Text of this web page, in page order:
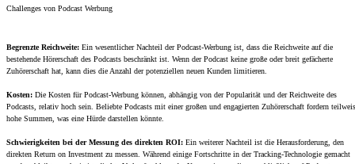
Challenges von Podcast Werbung
Begrenzte Reichweite: Ein wesentlicher Nachteil der Podcast-Werbung ist, dass die Reichweite auf die
bestehende Hörerschaft des Podcasts beschränkt ist. Wenn der Podcast keine große oder breit gefächerte
Zuhörerschaft hat, kann dies die Anzahl der potenziellen neuen Kunden limitieren.
Kosten: Die Kosten für Podcast-Werbung können, abhängig von der Popularität und der Reichweite des
Podcasts, relativ hoch sein. Beliebte Podcasts mit einer großen und engagierten Zuhörerschaft fordern
hohe Summen, was eine Hürde darstellen könnte.
Schwierigkeiten bei der Messung des direkten ROI: Ein weiterer Nachteil ist die Herausforderung, den
direkten Return on Investment zu messen. Während einige Fortschritte in der Tracking-Technologie gemacht